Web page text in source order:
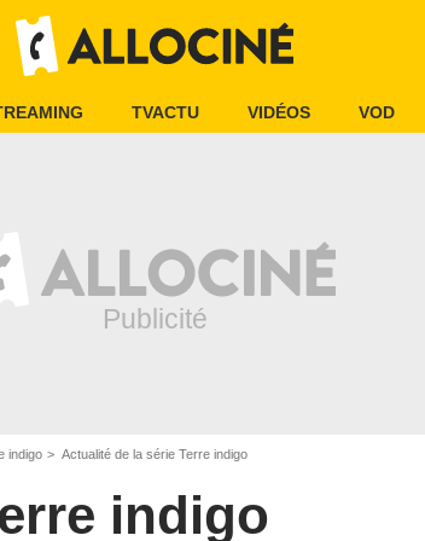
TVACTU VIDÉOS VOD
indigo Actualité de la série Terre indigo
indigo